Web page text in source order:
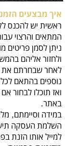
איך מבצעים
ראשית יש להכנס
המתאים והרצוי
ניתן לסמן
ולחזור אליהם
לאחר שבחרתם את
נוספים בהתאם
ואז תוכלו לבחור
באתר.
במידה וסיימתם,
השלמת העסקה
למייל אותו הזנת